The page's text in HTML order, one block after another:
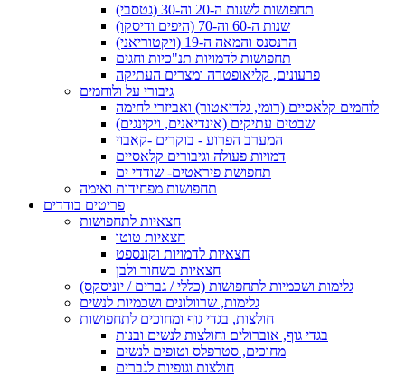
תחפושות לשנות ה-20 וה-30 (גטסבי)
שנות ה-60 וה-70 (היפים ודיסקו)
הרנסנס והמאה ה-19 (ויקטוריאני)
תחפושות לדמויות תנ"כיות וחגים
פרעונים, קליאופטרה ומצרים העתיקה
גיבורי על ולוחמים
לוחמים קלאסיים (רומי, גלדיאטור) ואביזרי לחימה
שבטים עתיקים (אינדיאנים, ויקינגים)
המערב הפרוע - בוקרים -קאבוי
דמויות פעולה וגיבורים קלאסיים
תחפושת פיראטים- שודדי ים
תחפושות מפחידות ואימה
פריטים בודדים
חצאיות לתחפושות
חצאיות טוטו
חצאיות לדמויות וקונספט
חצאיות בשחור ולבן
גלימות ושכמיות לתחפושות (כללי / גברים / יוניסקס)
גלימות, שרוולונים ושכמיות לנשים
חולצות, בגדי גוף ומחוכים לתחפושות
בגדי גוף, אוברולים וחולצות לנשים ובנות
מחוכים, סטרפלס וטופים לנשים
חולצות וגופיות לגברים